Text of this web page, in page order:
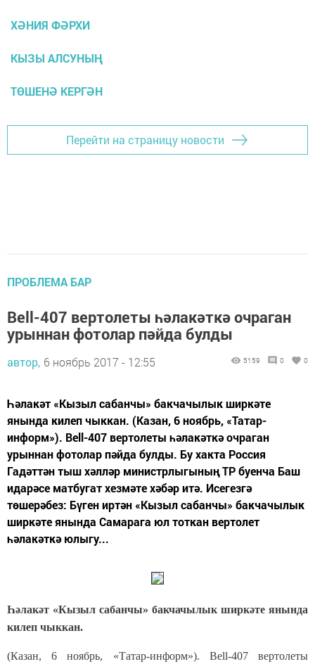
ХӘНИЯ ФӘРХИ
КЫЗЫ АЛСУНЫҢ
ТӨШЕНӘ КЕРГӘН
Перейти на страницу новости
ПРОБЛЕМА БАР
Bell-407 вертолеты һәлакәткә очраган
урыннан фотолар пәйда булды
автор, 6 ноябрь 2017 - 12:55 5159 0 0
Һәлакәт «Кызыл сабанчы» бакчачылык ширкәте
янында килеп чыккан. (Казан, 6 ноябрь, «Татар-
информ»). Bell-407 вертолеты һәлакәткә очраган
урыннан фотолар пәйда булды. Бу хакта Россия
Гадәттән тыш хәлләр министрлыгының ТР буенча Баш
идарәсе матбугат хезмәте хәбәр итә. Исегезгә
төшерәбез: Бүген иртән «Кызыл сабанчы» бакчачылык
ширкәте янында Самарага юл тоткан вертолет
һәлакәткә юлыгу...
Һәлакәт «Кызыл сабанчы» бакчачылык ширкәте янында
килеп чыккан.
(Казан, 6 ноябрь, «Татар-информ»). Bell-407 вертолеты